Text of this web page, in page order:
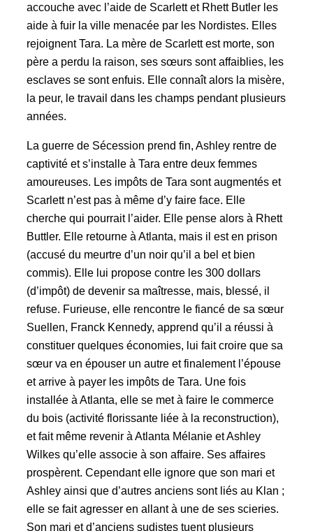
accouche avec l’aide de Scarlett et Rhett Butler les
aide à fuir la ville menacée par les Nordistes. Elles
rejoignent Tara. La mère de Scarlett est morte, son
père a perdu la raison, ses sœurs sont affaiblies, les
esclaves se sont enfuis. Elle connaît alors la misère,
la peur, le travail dans les champs pendant plusieurs
années.
La guerre de Sécession prend fin, Ashley rentre de
captivité et s’installe à Tara entre deux femmes
amoureuses. Les impôts de Tara sont augmentés et
Scarlett n’est pas à même d’y faire face. Elle
cherche qui pourrait l’aider. Elle pense alors à Rhett
Buttler. Elle retourne à Atlanta, mais il est en prison
(accusé du meurtre d’un noir qu’il a bel et bien
commis). Elle lui propose contre les 300 dollars
(d’impôt) de devenir sa maîtresse, mais, blessé, il
refuse. Furieuse, elle rencontre le fiancé de sa sœur
Suellen, Franck Kennedy, apprend qu’il a réussi à
constituer quelques économies, lui fait croire que sa
sœur va en épouser un autre et finalement l’épouse
et arrive à payer les impôts de Tara. Une fois
installée à Atlanta, elle se met à faire le commerce
du bois (activité florissante liée à la reconstruction),
et fait même revenir à Atlanta Mélanie et Ashley
Wilkes qu’elle associe à son affaire. Ses affaires
prospèrent. Cependant elle ignore que son mari et
Ashley ainsi que d’autres anciens sont liés au Klan ;
elle se fait agresser en allant à une de ses scieries.
Son mari et d’anciens sudistes tuent plusieurs